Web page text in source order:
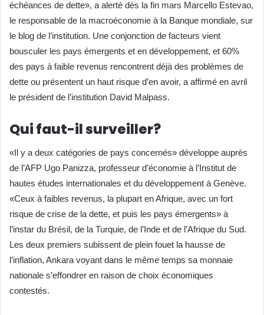
échéances de dette», a alerté dès la fin mars Marcello Estevao,
le responsable de la macroéconomie à la Banque mondiale, sur
le blog de l’institution. Une conjonction de facteurs vient
bousculer les pays émergents et en développement, et 60%
des pays à faible revenus rencontrent déjà des problèmes de
dette ou présentent un haut risque d’en avoir, a affirmé en avril
le président de l’institution David Malpass.
Qui faut-il surveiller?
«Il y a deux catégories de pays concernés» développe auprès
de l’AFP Ugo Panizza, professeur d’économie à l’Institut de
hautes études internationales et du développement à Genève.
«Ceux à faibles revenus, la plupart en Afrique, avec un fort
risque de crise de la dette, et puis les pays émergents» à
l’instar du Brésil, de la Turquie, de l’Inde et de l’Afrique du Sud.
Les deux premiers subissent de plein fouet la hausse de
l’inflation, Ankara voyant dans le même temps sa monnaie
nationale s’effondrer en raison de choix économiques
contestés.